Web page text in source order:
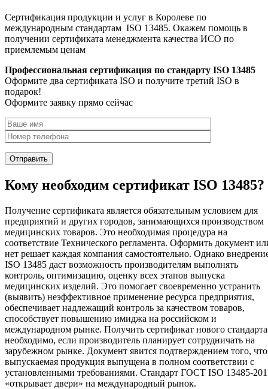
Сертификация продукции и услуг в Королеве по
международным стандартам ISO 13485. Окажем помощь в
получении сертификата менеджмента качества ИСО по
приемлемым ценам
Профессиональная сертификация по стандарту ISO 13485
Оформите два сертификата ISO и получите третий ISO в
подарок!
Оформите заявку прямо сейчас
Кому необходим сертификат ISO 13485?
Получение сертификата является обязательным условием для
предприятий и других городов, занимающихся производством
медицинских товаров. Это необходимая процедура на
соответствие Технического регламента. Оформить документ
нет решает каждая компания самостоятельно. Однако
ISO 13485 даст возможность производителям выполнять
контроль, оптимизацию, оценку всех этапов выпуска
медицинских изделий. Это помогает своевременно устранить
(выявить) неэффективное применение ресурса предприятия,
обеспечивает надлежащий контроль за качеством товаров,
способствует повышению имиджа на российском и
международном рынке. Получить сертификат нового стандарта
необходимо, если производитель планирует сотрудничать на
зарубежном рынке. Документ явится подтверждением того, что
выпускаемая продукция выпущена в полном соответствии с
установленными требованиями. Стандарт ГОСТ ISO 13485-
«открывает двери» на международный рынок.